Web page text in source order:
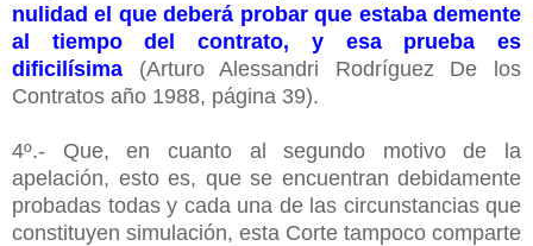
nulidad el que deberá probar que estaba demente
al tiempo del contrato, y esa prueba es
dificilísima (Arturo Alessandri Rodríguez De los
Contratos año 1988, página 39).
4º.- Que, en cuanto al segundo motivo de la
apelación, esto es, que se encuentran debidamente
probadas todas y cada una de las circunstancias que
constituyen simulación, esta Corte tampoco comparte